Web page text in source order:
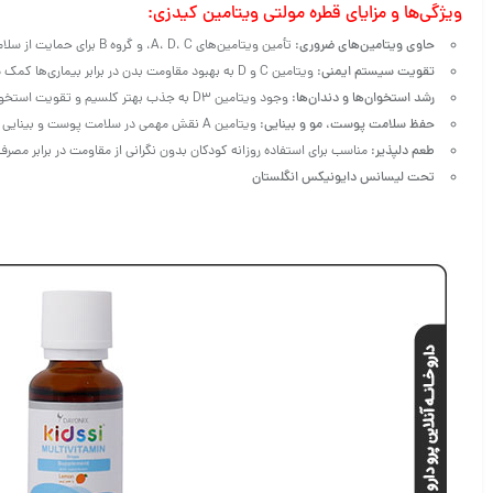
ویژگی‌ها و مزایای قطره مولتی ویتامین کیدزی:
حاوی ویتامین‌های ضروری: تأمین ویتامین‌های A، D، C، و گروه B برای حمایت از سلامت عمومی کودک.
تقویت سیستم ایمنی: ویتامین C و D به بهبود مقاومت بدن در برابر بیماری‌ها کمک می‌کنند.
رشد استخوان‌ها و دندان‌ها: وجود ویتامین D3 به جذب بهتر کلسیم و تقویت استخوان‌ها و دندان‌ها کمک می‌کند.
حفظ سلامت پوست، مو و بینایی: ویتامین A نقش مهمی در سلامت پوست و بینایی کودک ایفا می‌کند.
طعم دلپذیر: مناسب برای استفاده روزانه کودکان بدون نگرانی از مقاومت در برابر
تحت لیسانس دایونیکس انگلستان